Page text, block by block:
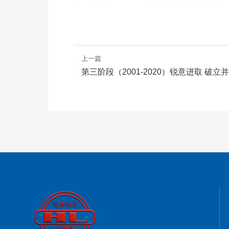
上一篇
第三阶段（2001-2020）锐意进取 破立